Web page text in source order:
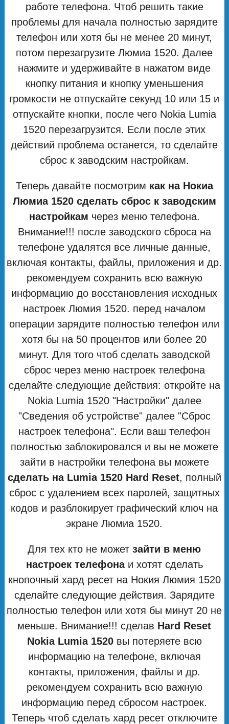
работе телефона. Чтоб решить такие
проблемы для начала полностью зарядите
телефон или хотя бы не менее 20 минут,
потом перезагрузите Люмиа 1520. Далее
нажмите и удерживайте в нажатом виде
кнопку питания и кнопку уменьшения
громкости не отпускайте секунд 10 или 15 и
отпускайте кнопки, после чего Nokia Lumia
1520 перезагрузится. Если после этих
действий проблема останется, то сделайте
сброс к заводским настройкам.
Теперь давайте посмотрим как на Нокиа
Люмиа 1520 сделать сброс к заводским
настройкам через меню телефона.
Внимание!!! после заводского сброса на
телефоне удалятся все личные данные,
включая контакты, файлы, приложения и др.
рекомендуем сохранить всю важную
информацию до восстановления исходных
настроек Люмия 1520. перед началом
операции зарядите полностью телефон или
хотя бы на 50 процентов или более 20
минут. Для того чтоб сделать заводской
сброс через меню настроек телефона
сделайте следующие действия: откройте на
Nokia Lumia 1520 "Настройки" далее
"Сведения об устройстве" далее "Сброс
настроек телефона". Если ваш телефон
полностью заблокировался и вы не можете
зайти в настройки телефона вы можете
сделать на Lumia 1520 Hard Reset, полный
сброс с удалением всех паролей, защитных
кодов и разблокирует графический ключ на
экране Люмиа 1520.
Для тех кто не можетзайти в меню
настроек телефонаи хотят сделать
кнопочный хард ресет на Нокия Люмия 1520
сделайте следующие действия. Зарядите
полностью телефон или хотя бы минут 20 не
меньше. Внимание!!! сделав Hard Reset
Nokia Lumia 1520вы потеряете всю
информацию на телефоне, включая
контакты, приложения, файлы и др.
рекомендуем сохранить всю важную
информацию перед сбросом настроек.
Теперь чтоб сделать хард ресет отключите